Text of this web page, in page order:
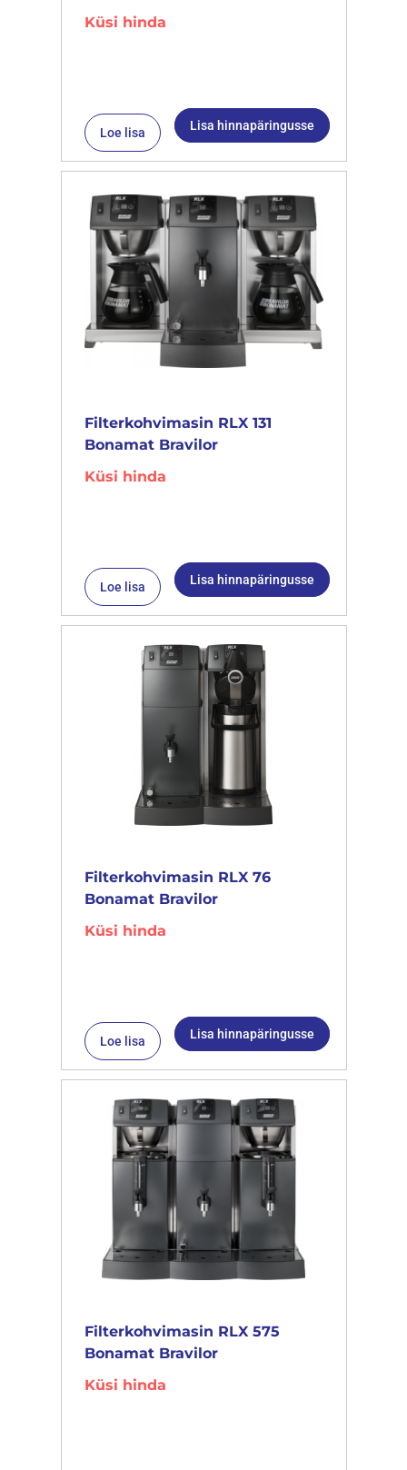
Küsi hinda
Loe lisa Lisa hinnapäringusse
Filterkohvimasin RLX 131
Bonamat Bravilor
Küsi hinda
Loe lisa Lisa hinnapäringusse
Filterkohvimasin RLX 76
Bonamat Bravilor
Küsi hinda
Loe lisa Lisa hinnapäringusse
Filterkohvimasin RLX 575
Bonamat Bravilor
Küsi hinda